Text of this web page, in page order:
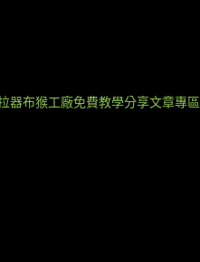
器布猴工廠免費教學分享文章專區